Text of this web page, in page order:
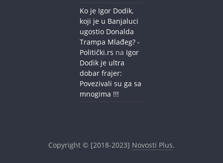
Ko je Igor Dodik,
koji je u Banjaluci
ugostio Donalda
Trampa Mlađeg? -
Politički.rs na Igor
Dodik je ultra
dobar frajer:
Povezivali su ga sa
mnogima !!!
Copyright © [2018-2023] Novosti Plus.